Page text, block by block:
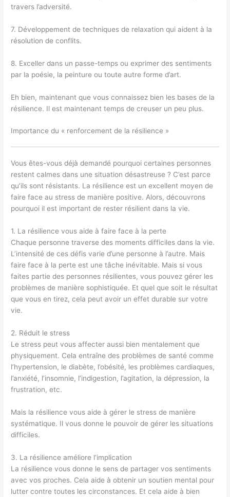
travers l’adversité.
7. Développement de techniques de relaxation qui aident à la
résolution de conflits.
8. Exceller dans un passe-temps ou exprimer des sentiments
par la poésie, la peinture ou toute autre forme d’art.
Eh bien, maintenant que vous connaissez bien les bases de la
résilience. Il est maintenant temps de creuser un peu plus.
Importance du « renforcement de la résilience »
Vous êtes-vous déjà demandé pourquoi certaines personnes
restent calmes dans une situation désastreuse ? C’est parce
qu’ils sont résistants. La résilience est un excellent moyen de
faire face au stress de manière positive. Alors, découvrons
pourquoi il est important de rester résilient dans la vie.
1. La résilience vous aide à faire face à la perte
Chaque personne traverse des moments difficiles dans la vie.
L’intensité de ces défis varie d’une personne à l’autre. Mais
faire face à la perte est une tâche inévitable. Mais si vous
faites partie des personnes résilientes, vous pouvez gérer les
problèmes de manière sophistiquée. Et quel que soit le résultat
que vous en tirez, cela peut avoir un effet durable sur votre
vie.
2. Réduit le stress
Le stress peut vous affecter aussi bien mentalement que
physiquement. Cela entraîne des problèmes de santé comme
l’hypertension, le diabète, l’obésité, les problèmes cardiaques,
l’anxiété, l’insomnie, l’indigestion, l’agitation, la dépression, la
frustration, etc.
Mais la résilience vous aide à gérer le stress de manière
systématique. Il vous donne le pouvoir de gérer les situations
difficiles.
3. La résilience améliore l’implication
La résilience vous donne le sens de partager vos sentiments
avec vos proches. Cela aide à obtenir un soutien mental pour
lutter contre toutes les circonstances. Et cela aide à bien